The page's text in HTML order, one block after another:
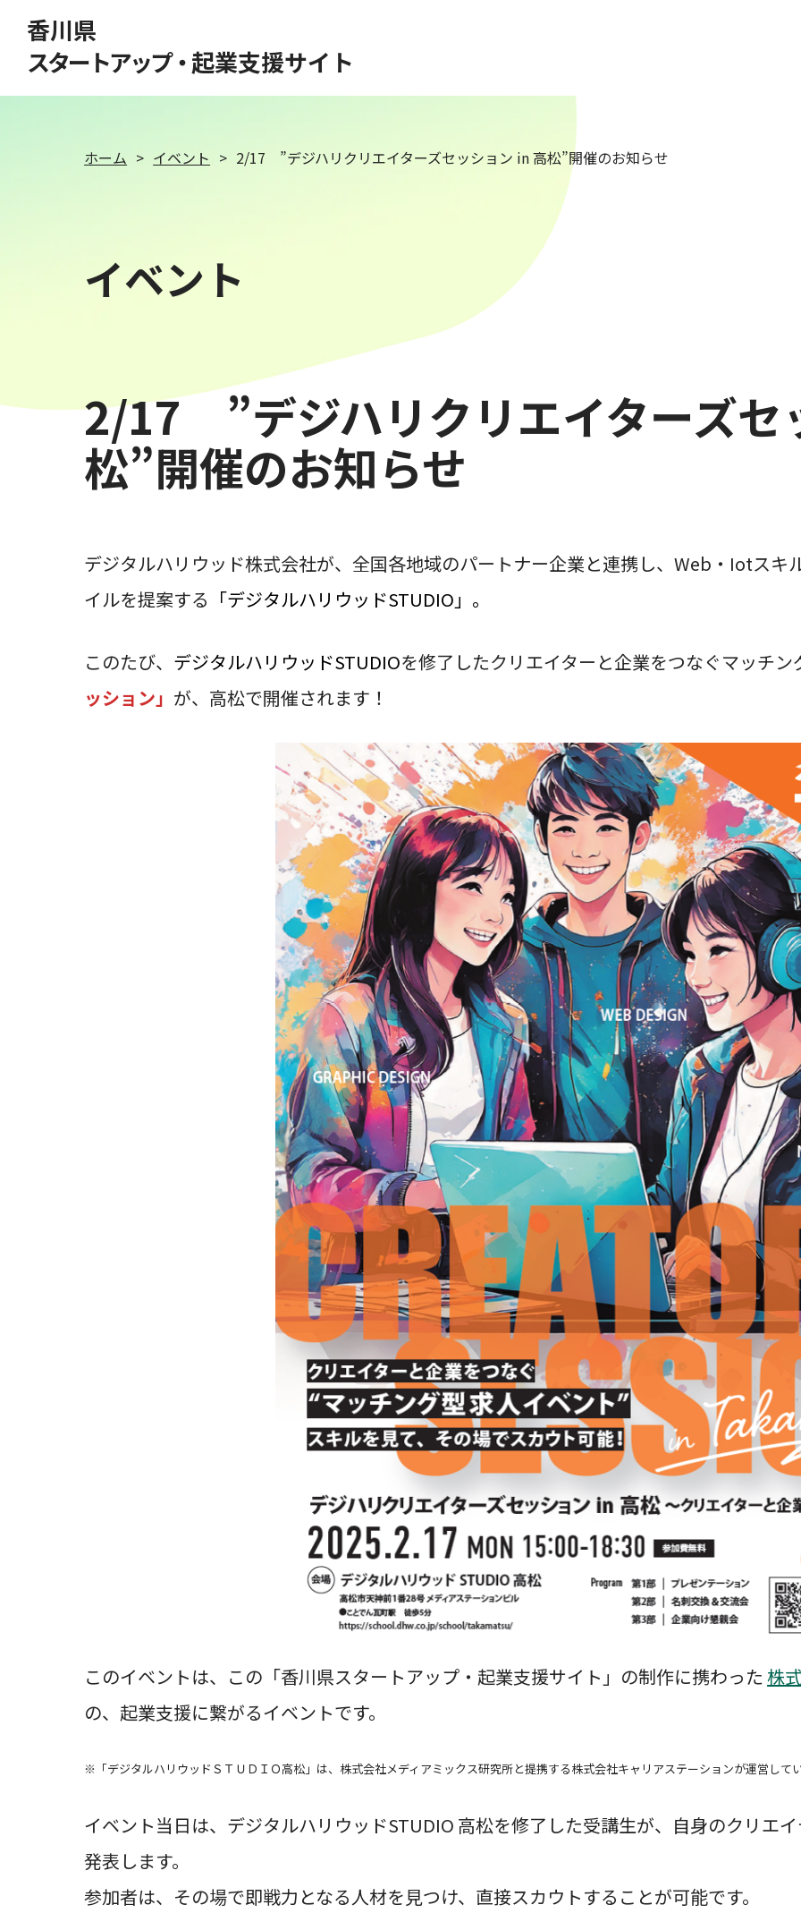
香川県
スタートアップ・起業支援サイト
ホーム イベント 2/17 ”デジハリクリエイターズセッション in 高松”開催のお知らせ
イベント
2/17 ”デジハリクリエイターズセ
松”開催のお知らせ
デジタルハリウッド株式会社が、全国各地域のパートナー企業と連携し、Web・Iotスキ
イルを提案する 「デジタルハリウッドSTUDIO」。
このたび、 デジタルハリウッドSTUDIOを修了したクリエイターと企業をつなぐマッチン
ッション」 が、高松で開催されます！
このイベントは、この「香川県スタートアップ・起業支援サイト」の制作に携わった株
の、起業支援に繋がるイベントです。
※「デジタルハリウッドＳＴＵＤＩＯ高松」は、株式会社メディアミックス研究所と提携する株式会社キャリアステーションが運営して
イベント当日は、デジタルハリウッドSTUDIO 高松を修了した受講生が、自身のクリエ
発表します。
参加者は、その場で即戦力となる人材を見つけ、直接スカウトすることが可能です。